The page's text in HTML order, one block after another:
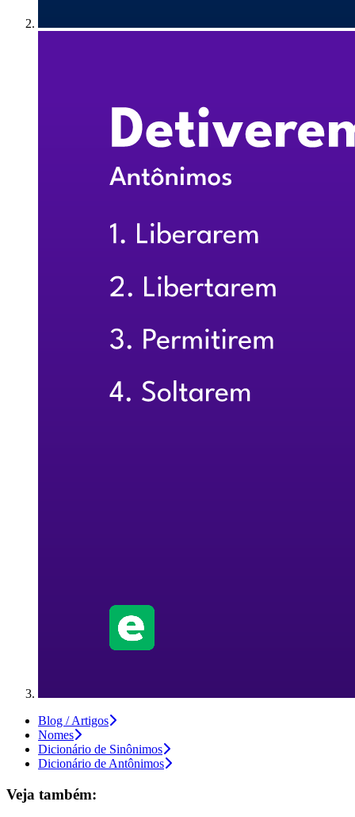
Blog / Artigos
Nomes
Dicionário de Sinônimos
Dicionário de Antônimos
Veja também: